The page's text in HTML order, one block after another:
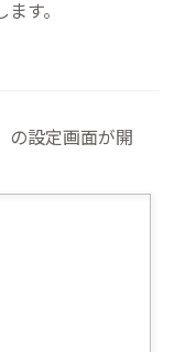
す。
の設定画面が開